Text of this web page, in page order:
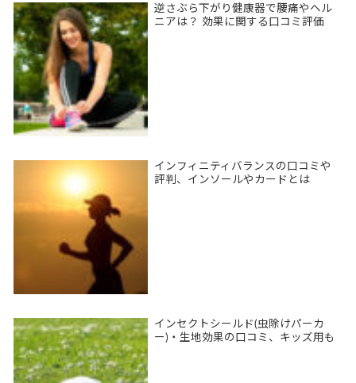
逆さぶら下がり健康器で腰痛やヘル
ニアは？ 効果に関する口コミ評価
インフィニティバランスの口コミや
評判、インソールやカードとは
インセクトシールド(虫除けパーカ
ー)・生地効果の口コミ、キッズ用も